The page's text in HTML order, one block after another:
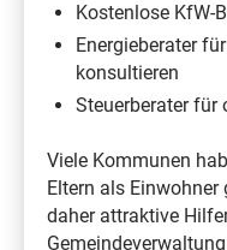
Kostenlose KfW-
Energieberater
konsultieren
Steuerberater für
Viele Kommunen
Eltern als
daher attraktive